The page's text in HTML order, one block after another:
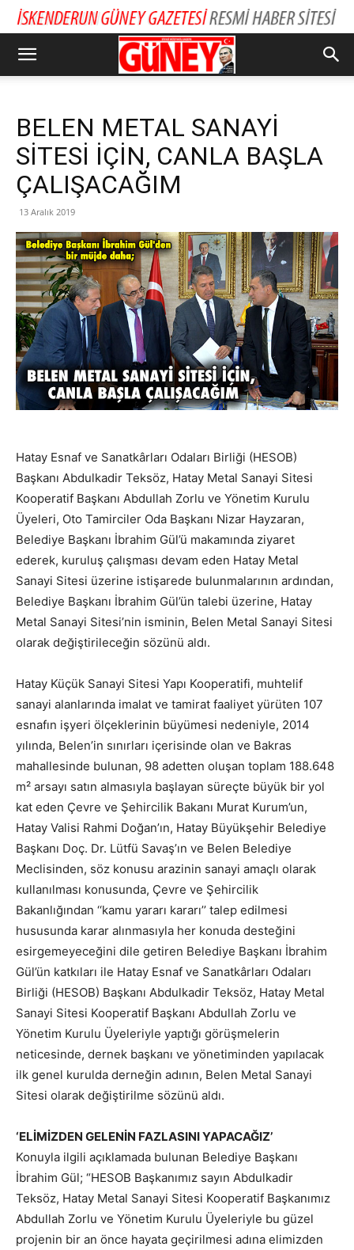
BELEN METAL SANAYİ
SİTESİ İÇİN, CANLA BAŞLA
ÇALIŞACAĞIM
13 Aralık 2019
Hatay Esnaf ve Sanatkârları Odaları Birliği (HESOB)
Başkanı Abdulkadir Teksöz, Hatay Metal Sanayi Sitesi
Kooperatif Başkanı Abdullah Zorlu ve Yönetim Kurulu
Üyeleri, Oto Tamirciler Oda Başkanı Nizar Hayzaran,
Belediye Başkanı İbrahim Gül’ü makamında ziyaret
ederek, kuruluş çalışması devam eden Hatay Metal
Sanayi Sitesi üzerine istişarede bulunmalarının ardından,
Belediye Başkanı İbrahim Gül’ün talebi üzerine, Hatay
Metal Sanayi Sitesi’nin isminin, Belen Metal Sanayi Sitesi
olarak değiştirileceğin sözünü aldı.
Hatay Küçük Sanayi Sitesi Yapı Kooperatifi, muhtelif
sanayi alanlarında imalat ve tamirat faaliyet yürüten 107
esnafın işyeri ölçeklerinin büyümesi nedeniyle, 2014
yılında, Belen’in sınırları içerisinde olan ve Bakras
mahallesinde bulunan, 98 adetten oluşan toplam 188.648
m² arsayı satın almasıyla başlayan süreçte büyük bir yol
kat eden Çevre ve Şehircilik Bakanı Murat Kurum’un,
Hatay Valisi Rahmi Doğan’ın, Hatay Büyükşehir Belediye
Başkanı Doç. Dr. Lütfü Savaş’ın ve Belen Belediye
Meclisinden, söz konusu arazinin sanayi amaçlı olarak
kullanılması konusunda, Çevre ve Şehircilik
Bakanlığından ‘‘kamu yararı kararı’’ talep edilmesi
hususunda karar alınmasıyla her konuda desteğini
esirgemeyeceğini dile getiren Belediye Başkanı İbrahim
Gül’ün katkıları ile Hatay Esnaf ve Sanatkârları Odaları
Birliği (HESOB) Başkanı Abdulkadir Teksöz, Hatay Metal
Sanayi Sitesi Kooperatif Başkanı Abdullah Zorlu ve
Yönetim Kurulu Üyeleriyle yaptığı görüşmelerin
neticesinde, dernek başkanı ve yönetiminden yapılacak
ilk genel kurulda derneğin adının, Belen Metal Sanayi
Sitesi olarak değiştirilme sözünü aldı.
‘ELİMİZDEN GELENİN FAZLASINI YAPACAĞIZ’
Konuyla ilgili açıklamada bulunan Belediye Başkanı
İbrahim Gül; “HESOB Başkanımız sayın Abdulkadir
Teksöz, Hatay Metal Sanayi Sitesi Kooperatif Başkanımız
Abdullah Zorlu ve Yönetim Kurulu Üyeleriyle bu güzel
projenin bir an önce hayata geçirilmesi adına elimizden